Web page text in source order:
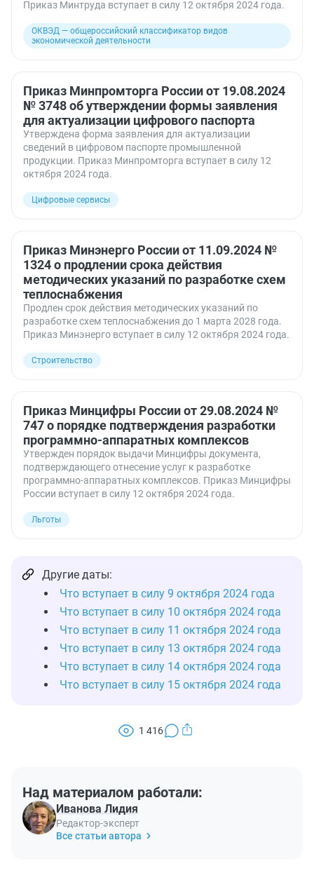
Приказ Минтруда вступает в силу 12 октября 2024 года.
ОКВЭД — общероссийский классификатор видов
экономической деятельности
Приказ Минпромторга России от 19.08.2024
№ 3748 об утверждении формы заявления
для актуализации цифрового паспорта
Утверждена форма заявления для актуализации
сведений в цифровом паспорте промышленной
продукции. Приказ Минпромторга вступает в силу 12
октября 2024 года.
Цифровые сервисы
Приказ Минэнерго России от 11.09.2024 №
1324 о продлении срока действия
методических указаний по разработке схем
теплоснабжения
Продлен срок действия методических указаний по
разработке схем теплоснабжения до 1 марта 2028 года.
Приказ Минэнерго вступает в силу 12 октября 2024 года.
Строительство
Приказ Минцифры России от 29.08.2024 №
747 о порядке подтверждения разработки
программно-аппаратных комплексов
Утвержден порядок выдачи Минцифры документа,
подтверждающего отнесение услуг к разработке
программно-аппаратных комплексов. Приказ Минцифры
России вступает в силу 12 октября 2024 года.
Льготы
Другие даты:
Что вступает в силу 9 октября 2024 года
Что вступает в силу 10 октября 2024 года
Что вступает в силу 11 октября 2024 года
Что вступает в силу 13 октября 2024 года
Что вступает в силу 14 октября 2024 года
Что вступает в силу 15 октября 2024 года
1 416
Над материалом работали:
Иванова Лидия
Редактор-эксперт
Все статьи автора